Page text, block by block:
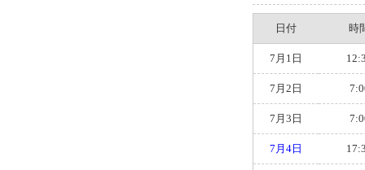
日付 時
7月1日
7月2日
7月3日
7月4日